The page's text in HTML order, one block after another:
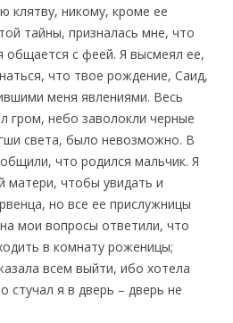
клятву, никому, кроме ее
тайны, призналась мне, что
общается с феей. Я высмеял ее,
что твое рождение, Саид,
меня явлениями. Весь
гром, небо заволокли черные
света, было невозможно. В
что родился мальчик. Я
матери, чтобы увидать и
но все ее прислужницы
мои вопросы ответили, что
в комнату роженицы;
всем выйти, ибо хотела
стучал я в дверь – дверь не